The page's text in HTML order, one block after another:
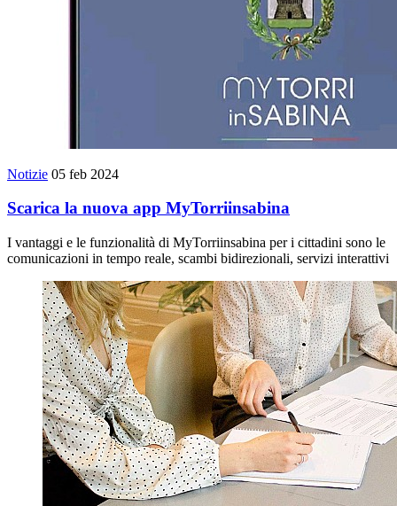
Notizie 05 feb 2024
Scarica la nuova app MyTorriinsabina
I vantaggi e le funzionalità di MyTorriinsabina per i cittadini sono le
comunicazioni in tempo reale, scambi bidirezionali, servizi interattivi